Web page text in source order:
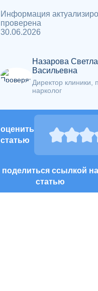
Информация
проверена
30.06.2026
Назарова
Васильевна
Директор клиники,
нарколог
оценить
статью
поделиться ссылкой на
статью